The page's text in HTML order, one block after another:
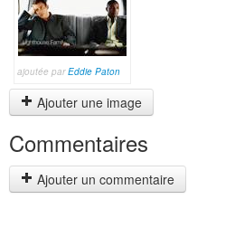
ajoutée parEddie Paton
Ajouter une image
Commentaires
Ajouter un commentaire